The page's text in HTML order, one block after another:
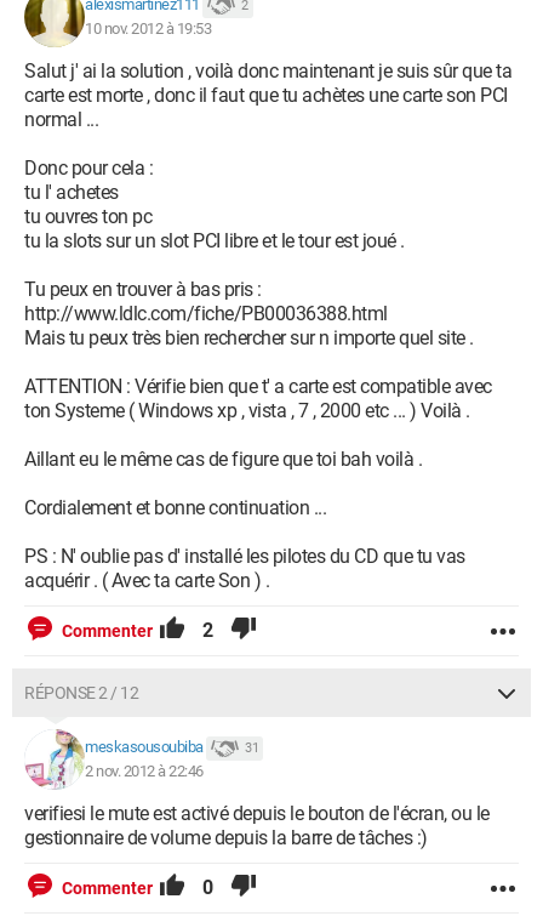
Pont sud : Intel H67
Identifiant de révision : B3
Mémoire
8 Go de mémoire totale de type DDR3 à 686.79 MHz
Fréquence maximale : 667 MHz
Bande passante : PC3-10700H
Barrette Kingston de 2 Go
Fréquence maximale : 667 MHz
Barrette Kingston de 2 Go
Fréquence maximale : 667 MHz
Bande passante : PC3-10700
Carte Graphique
Version DirectX installée : 11.0
Disque dur
Disque dur ST32000641AS de 1.82 To SATA III
Firmware : CC13
Version du SATA : SATA Rev 2.6
Numéro de série : 9WM29NG4
Temps de fonctionnement : 8540 heures
Lecteurs optiques
Optiarc DVD RW AD-5240S
Type : DVD+R/DL Recorder
Version du firmware : 1.03
Réseau
alexismartinez111 2
10 nov. 2012 à 19:53
Salut j' ai la solution , voilà donc maintenant je suis sûr que ta
carte est morte , donc il faut que tu achètes une carte son PCI
normal ...
Donc pour cela :
tu l' achetes
tu ouvres ton pc
tu la slots sur un slot PCI libre et le tour est joué .
Tu peux en trouver à bas pris :
http://www.ldlc.com/fiche/PB00036388.html
Mais tu peux très bien rechercher sur n importe quel site .
ATTENTION : Vérifie bien que t' a carte est compatible avec
ton Systeme ( Windows xp , vista , 7 , 2000 etc ... ) Voilà .
Aillant eu le même cas de figure que toi bah voilà .
Cordialement et bonne continuation ...
PS : N' oublie pas d' installé les pilotes du CD que tu vas
acquérir . ( Avec ta carte Son ) .
Commenter 2
RÉPONSE 2 / 12
meskasousoubiba 31
2 nov. 2012 à 22:46
verifiesi le mute est activé depuis le bouton de l'écran, ou le
gestionnaire de volume depuis la barre de tâches :)
Commenter 0